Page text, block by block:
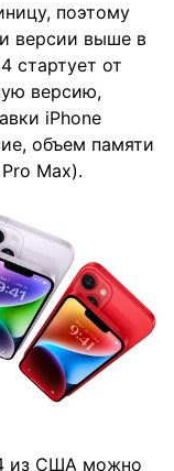
поэтому
версии выше в
стартует от
версию,
iPhone
объем памяти
Max).
из США можно